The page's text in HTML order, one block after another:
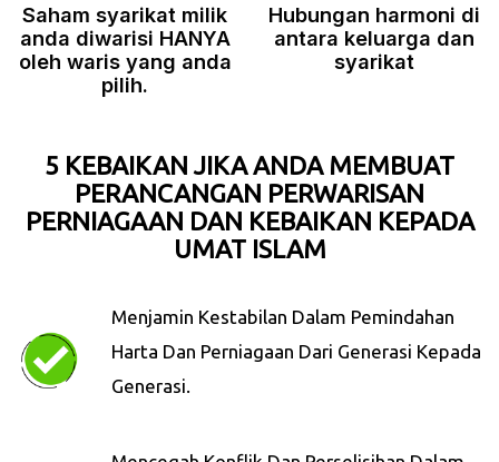
Saham syarikat milik
anda diwarisi HANYA
oleh waris yang anda
pilih.
Hubungan harmoni di
antara keluarga dan
syarikat
5 KEBAIKAN JIKA ANDA MEMBUAT
PERANCANGAN PERWARISAN
PERNIAGAAN DAN KEBAIKAN KEPADA
UMAT ISLAM
Menjamin Kestabilan Dalam Pemindahan
Harta Dan Perniagaan Dari Generasi Kepada
Generasi.